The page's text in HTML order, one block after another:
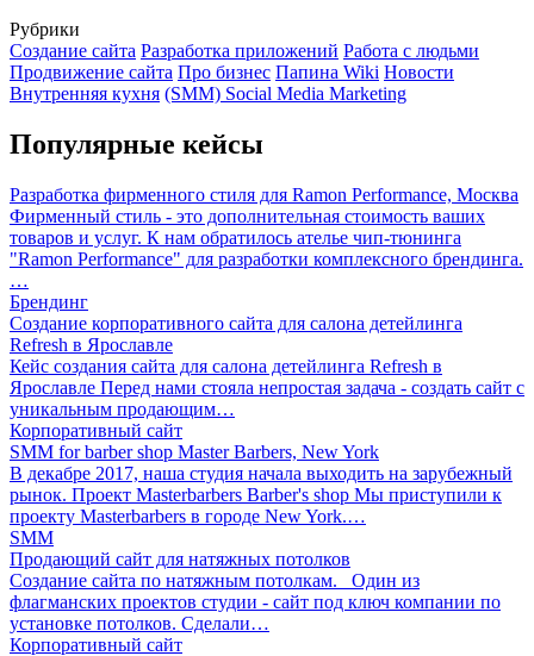
Рубрики
Создание сайта Разработка приложений Работа с людьми
Продвижение сайта Про бизнес Папина Wiki Новости
Внутренняя кухня (SMM) Social Media Marketing
Популярные кейсы
Разработка фирменного стиля для Ramon Performance, Москва
Фирменный стиль - это дополнительная стоимость ваших
товаров и услуг. К нам обратилось ателье чип-тюнинга
"Ramon Performance" для разработки комплексного брендинга.
…
Брендинг
Создание корпоративного сайта для салона детейлинга
Refresh в Ярославле
Кейс создания сайта для салона детейлинга Refresh в
Ярославле Перед нами стояла непростая задача - создать сайт с
уникальным продающим…
Корпоративный сайт
SMM for barber shop Master Barbers, New York
В декабре 2017, наша студия начала выходить на зарубежный
рынок. Проект Masterbarbers Barber's shop Мы приступили к
проекту Masterbarbers в городе New York.…
SMM
Продающий сайт для натяжных потолков
Создание сайта по натяжным потолкам. Один из
флагманских проектов студии - сайт под ключ компании по
установке потолков. Сделали…
Корпоративный сайт